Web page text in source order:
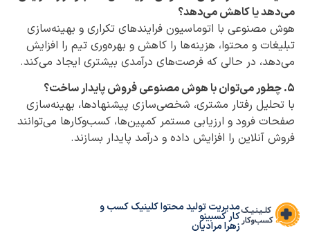
می‌دهد یا کاهش می‌دهد؟
هوش مصنوعی با اتوماسیون فرایندهای تکراری و بهینه‌سازی
تبلیغات و محتوا، هزینه‌ها را کاهش و بهره‌وری تیم را افزایش
می‌دهد، در حالی که فرصت‌های درآمدی بیشتری ایجاد می‌کند.
۵. چطور می‌توان با هوش مصنوعی فروش پایدار ساخت؟
با تحلیل رفتار مشتری، شخصی‌سازی پیشنهادها، بهینه‌سازی
صفحات فرود و ارزیابی مستمر کمپین‌ها، کسب‌وکارها می‌توانند
فروش آنلاین را افزایش داده و درآمد پایدار بسازند.
مدیریت تولید محتوا کلینیک کسب و
کار کسبینو
زهرا مرادیان